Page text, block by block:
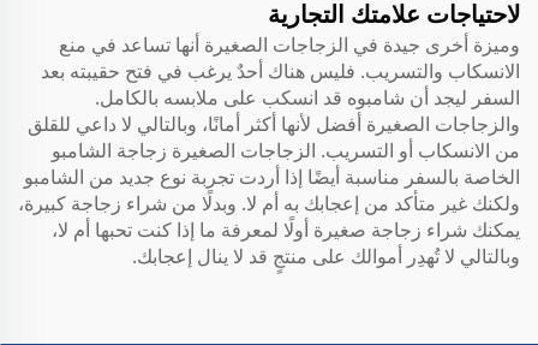
لاحتياجات علامتك التجارية
وميزة أخرى جيدة في الزجاجات الصغيرة أنها تساعد في منع
الانسكاب والتسريب. فليس هناك أحدٌ يرغب في فتح حقيبته بعد
السفر ليجد أن شامبوه قد انسكب على ملابسه بالكامل.
والزجاجات الصغيرة أفضل لأنها أكثر أمانًا، وبالتالي لا داعي للقلق
من الانسكاب أو التسريب. الزجاجات الصغيرة زجاجة الشامبو
الخاصة بالسفر مناسبة أيضًا إذا أردت تجربة نوع جديد من الشامبو
ولكنك غير متأكد من إعجابك به أم لا. وبدلًا من شراء زجاجة كبيرة،
يمكنك شراء زجاجة صغيرة أولًا لمعرفة ما إذا كنت تحبها أم لا،
وبالتالي لا تُهدِر أموالك على منتجٍ قد لا ينال إعجابك.